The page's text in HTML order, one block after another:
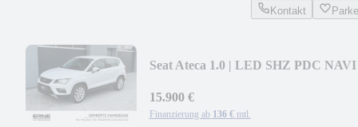
Kontakt
Seat Ateca 1.0 | LED SHZ PDC NAVI
15.900 €
Finanzierung ab 136 € mtl.